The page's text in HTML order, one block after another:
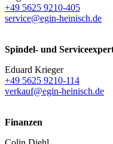
+49 5625 9210-405
service@egin-heinisch.de
Spindel- und
Eduard Krieger
+49 5625 9210-114
verkauf@egin-heinisch.de
Finanzen